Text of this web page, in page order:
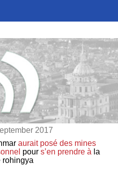
2017
aurait posé des mines
pour s’en prendre àla
rohingya